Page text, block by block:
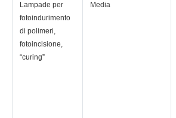
Lampade per
fotoindurimento
di polimeri,
fotoincisione,
“curing”
Media